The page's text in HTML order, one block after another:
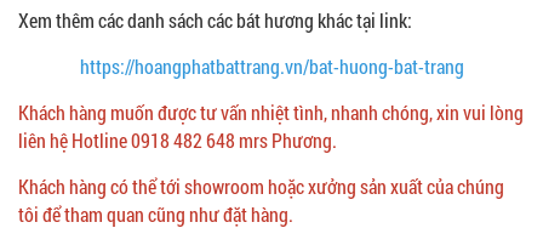
Xem thêm các danh sách các bát hương khác tại link:
https://hoangphatbattrang.vn/bat-huong-bat-trang
Khách hàng muốn được tư vấn nhiệt tình, nhanh chóng, xin vui lòng
liên hệ Hotline 0918 482 648 mrs Phương.
Khách hàng có thể tới showroom hoặc xưởng sản xuất của chúng
tôi để tham quan cũng như đặt hàng.